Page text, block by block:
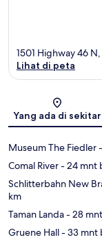
1501 Highway 46
Lihat di peta
Yang ada di sekitar
Museum The Fiedler
Comal River- 24 mnt
Schlitterbahn New
km
Taman Landa- 28
Gruene Hall- 33 mnt